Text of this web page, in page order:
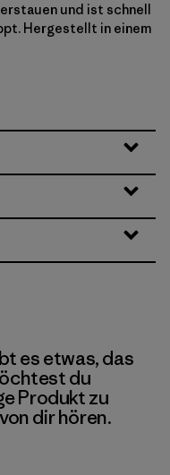
und ist schnell
Hergestellt in einem
es etwas, das
du
Produkt zu
dir hören.